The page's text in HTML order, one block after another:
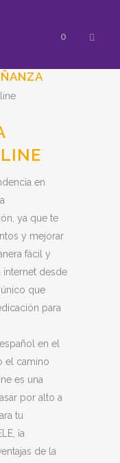
0
en
ya que te
y mejorar
fácil y
internet desde
que
para
en el
el camino
es una
por alto a
tu
¡a
de la